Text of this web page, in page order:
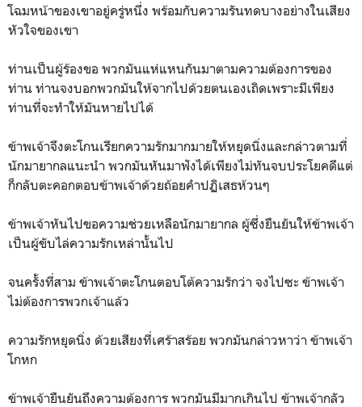
โฉมหน้าของเขาอยู่ครู่หนึ่ง พร้อมกับความรันทดบางอย่างในเสียง
หัวใจของเขา
ท่านเป็นผู้ร้องขอ พวกมันแห่แหนกันมาตามความต้องการของ
ท่าน ท่านจงบอกพวกมันให้จากไปด้วยตนเองเถิดเพราะมีเพียง
ท่านที่จะทำให้มันหายไปได้
ข้าพเจ้าจึงตะโกนเรียกความรักมากมายให้หยุดนิ่งและกล่าวตามที่
นักมายากลแนะนำ พวกมันหันมาฟังได้เพียงไม่ทันจบประโยคดีแต่
ก็กลับตะคอกตอบข้าพเจ้าด้วยถ้อยคำปฏิเสธห้วนๆ
ข้าพเจ้าหันไปขอความช่วยเหลือนักมายากล ผู้ซึ่งยืนยันให้ข้าพเจ้า
เป็นผู้ขับไล่ความรักเหล่านั้นไป
จนครั้งที่สาม ข้าพเจ้าตะโกนตอบโต้ความรักว่า จงไปซะ ข้าพเจ้า
ไม่ต้องการพวกเจ้าแล้ว
ความรักหยุดนิ่ง ด้วยเสียงที่เศร้าสร้อย พวกมันกล่าวหาว่า ข้าพเจ้า
โกหก
ข้าพเจ้ายืนยันถึงความต้องการ พวกมันมีมากเกินไป ข้าพเจ้ากลัว